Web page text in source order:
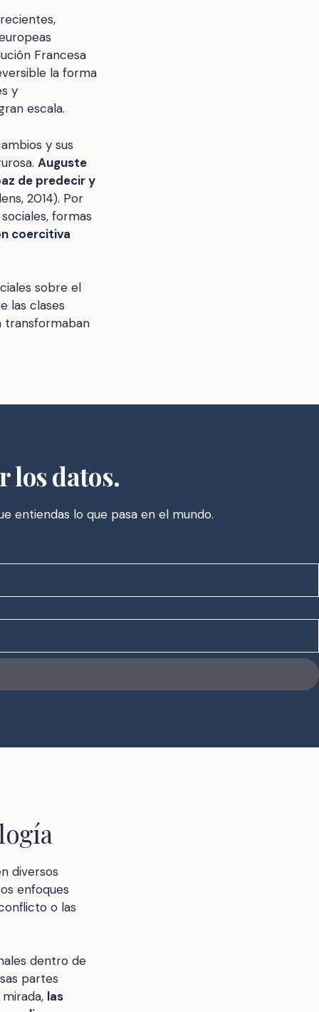
Francesa
la forma
y
escala.
y sus
Auguste
de predecir y
2014). Por
formas
coercitiva
sobre el
las clases
transformaban
los datos.
entiendas lo que pasa en el mundo.
diversos
enfoques
o las
dentro de
partes
las